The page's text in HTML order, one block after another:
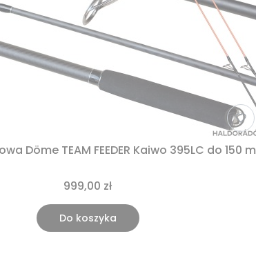
Döme TEAM FEEDER Kaiwo 395LC do 150 m
999,00 zł
Do koszyka